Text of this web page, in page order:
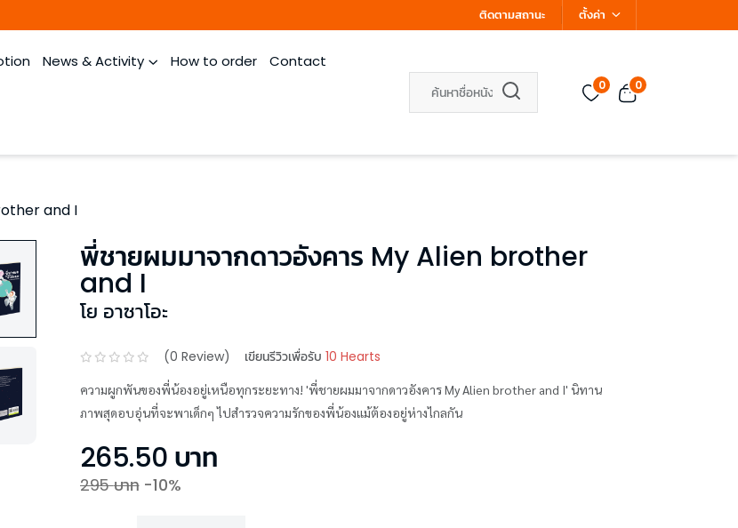
ติดตามสถานะ ตั้งค่า
News & Activity How to order Contact
0 0
and I
พี่ชายผมมาจากดาวอังคาร My Alien brother
and I
โย อาซาโอะ
(0 Review) เขียนรีวิวเพื่อรับ 10 Hearts
ความผูกพันของพี่น้องอยู่เหนือทุกระยะทาง! 'พี่ชายผมมาจากดาวอังคาร My Alien brother and I' นิทาน
ภาพสุดอบอุ่นที่จะพาเด็กๆ ไปสำรวจความรักของพี่น้องแม้ต้องอยู่ห่างไกลกัน
265.50 บาท
295บาท -10%